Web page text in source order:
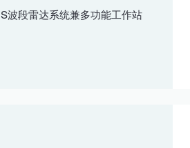
S波段雷达系统兼多功能工作站